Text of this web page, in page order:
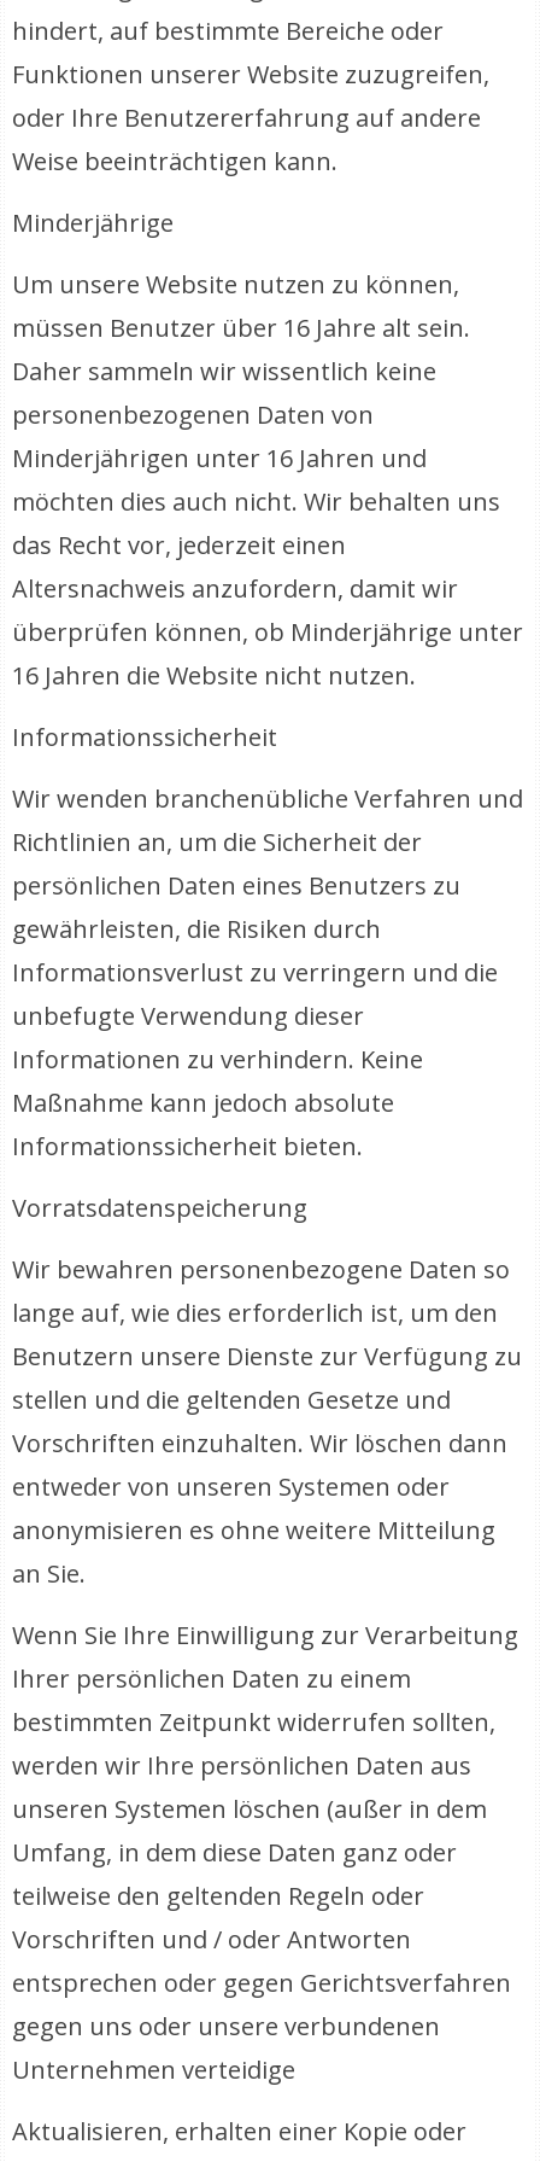
hindert, auf bestimmte Bereiche oder
Funktionen unserer Website zuzugreifen,
oder Ihre Benutzererfahrung auf andere
Weise beeinträchtigen kann.
Minderjährige
Um unsere Website nutzen zu können,
müssen Benutzer über 16 Jahre alt sein.
Daher sammeln wir wissentlich keine
personenbezogenen Daten von
Minderjährigen unter 16 Jahren und
möchten dies auch nicht. Wir behalten uns
das Recht vor, jederzeit einen
Altersnachweis anzufordern, damit wir
überprüfen können, ob Minderjährige unter
16 Jahren die Website nicht nutzen.
Informationssicherheit
Wir wenden branchenübliche Verfahren und
Richtlinien an, um die Sicherheit der
persönlichen Daten eines Benutzers zu
gewährleisten, die Risiken durch
Informationsverlust zu verringern und die
unbefugte Verwendung dieser
Informationen zu verhindern. Keine
Maßnahme kann jedoch absolute
Informationssicherheit bieten.
Vorratsdatenspeicherung
Wir bewahren personenbezogene Daten so
lange auf, wie dies erforderlich ist, um den
Benutzern unsere Dienste zur Verfügung zu
stellen und die geltenden Gesetze und
Vorschriften einzuhalten. Wir löschen dann
entweder von unseren Systemen oder
anonymisieren es ohne weitere Mitteilung
an Sie.
Wenn Sie Ihre Einwilligung zur Verarbeitung
Ihrer persönlichen Daten zu einem
bestimmten Zeitpunkt widerrufen sollten,
werden wir Ihre persönlichen Daten aus
unseren Systemen löschen (außer in dem
Umfang, in dem diese Daten ganz oder
teilweise den geltenden Regeln oder
Vorschriften und / oder Antworten
entsprechen oder gegen Gerichtsverfahren
gegen uns oder unsere verbundenen
Unternehmen verteidige
Aktualisieren, erhalten einer Kopie oder